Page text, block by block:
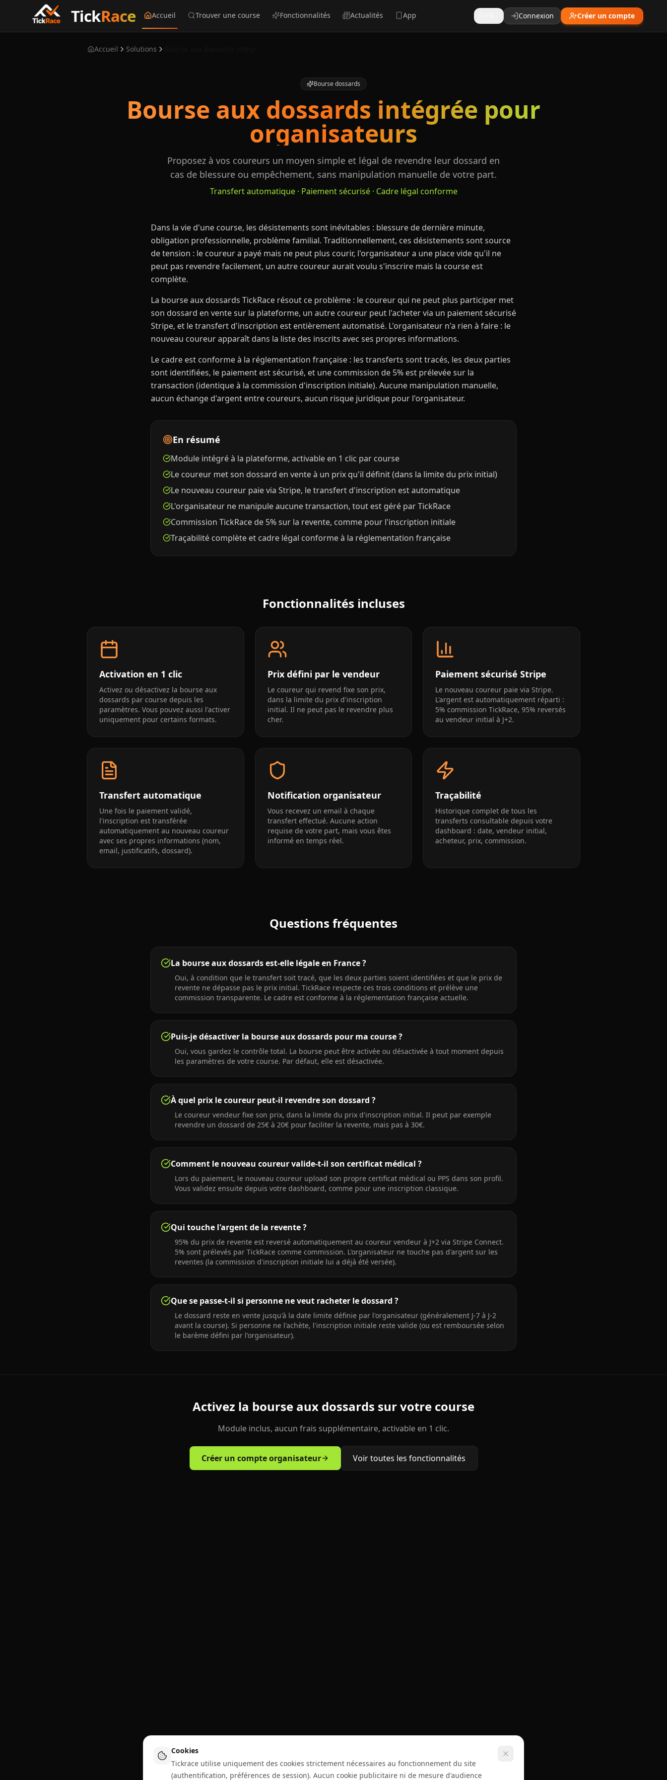
TickRace Accueil Trouver une course Fonctionnalités Actualités App Connexion Créer un compte
Accueil Solutions
Bourse dossards
Bourse aux dossards intégrée pour
organisateurs
Proposez à vos coureurs un moyen simple et légal de revendre leur dossard en
cas de blessure ou empêchement, sans manipulation manuelle de votre part.
Transfert automatique · Paiement sécurisé · Cadre légal conforme
Dans la vie d'une course, les désistements sont inévitables : blessure de dernière minute,
obligation professionnelle, problème familial. Traditionnellement, ces désistements sont source
de tension : le coureur a payé mais ne peut plus courir, l'organisateur a une place vide qu'il ne
peut pas revendre facilement, un autre coureur aurait voulu s'inscrire mais la course est
complète.
La bourse aux dossards TickRace résout ce problème : le coureur qui ne peut plus participer met
son dossard en vente sur la plateforme, un autre coureur peut l'acheter via un paiement sécurisé
Stripe, et le transfert d'inscription est entièrement automatisé. L'organisateur n'a rien à faire : le
nouveau coureur apparaît dans la liste des inscrits avec ses propres informations.
Le cadre est conforme à la réglementation française : les transferts sont tracés, les deux parties
sont identifiées, le paiement est sécurisé, et une commission de 5% est prélevée sur la
transaction (identique à la commission d'inscription initiale). Aucune manipulation manuelle,
aucun échange d'argent entre coureurs, aucun risque juridique pour l'organisateur.
En résumé
Module intégré à la plateforme, activable en 1 clic par course
Le coureur met son dossard en vente à un prix qu'il définit (dans la limite du prix initial)
Le nouveau coureur paie via Stripe, le transfert d'inscription est automatique
L'organisateur ne manipule aucune transaction, tout est géré par TickRace
Commission TickRace de 5% sur la revente, comme pour l'inscription initiale
Traçabilité complète et cadre légal conforme à la réglementation française
Fonctionnalités incluses
Activation en 1 clic
Activez ou désactivez la bourse aux
dossards par course depuis les
paramètres. Vous pouvez aussi l'activer
uniquement pour certains formats.
Prix défini par le vendeur
Le coureur qui revend fixe son prix,
dans la limite du prix d'inscription
initial. Il ne peut pas le revendre plus
cher.
Paiement sécurisé Stripe
Le nouveau coureur paie via Stripe.
L'argent est automatiquement réparti :
5% commission TickRace, 95% reversés
au vendeur initial à J+2.
Transfert automatique
Une fois le paiement validé,
l'inscription est transférée
automatiquement au nouveau coureur
avec ses propres informations (nom,
email, justificatifs, dossard).
Notification organisateur
Vous recevez un email à chaque
transfert effectué. Aucune action
requise de votre part, mais vous êtes
informé en temps réel.
Traçabilité
Historique complet de tous les
transferts consultable depuis votre
dashboard : date, vendeur initial,
acheteur, prix, commission.
Questions fréquentes
La bourse aux dossards est-elle légale en France ?
Oui, à condition que le transfert soit tracé, que les deux parties soient identifiées et que le prix de
revente ne dépasse pas le prix initial. TickRace respecte ces trois conditions et prélève une
commission transparente. Le cadre est conforme à la réglementation française actuelle.
Puis-je désactiver la bourse aux dossards pour ma course ?
Oui, vous gardez le contrôle total. La bourse peut être activée ou désactivée à tout moment depuis
les paramètres de votre course. Par défaut, elle est désactivée.
À quel prix le coureur peut-il revendre son dossard ?
Le coureur vendeur fixe son prix, dans la limite du prix d'inscription initial. Il peut par exemple
revendre un dossard de 25€ à 20€ pour faciliter la revente, mais pas à 30€.
Comment le nouveau coureur valide-t-il son certificat médical ?
Lors du paiement, le nouveau coureur upload son propre certificat médical ou PPS dans son profil.
Vous validez ensuite depuis votre dashboard, comme pour une inscription classique.
Qui touche l'argent de la revente ?
95% du prix de revente est reversé automatiquement au coureur vendeur à J+2 via Stripe Connect.
5% sont prélevés par TickRace comme commission. L'organisateur ne touche pas d'argent sur les
reventes (la commission d'inscription initiale lui a déjà été versée).
Que se passe-t-il si personne ne veut racheter le dossard ?
Le dossard reste en vente jusqu'à la date limite définie par l'organisateur (généralement J-7 à J-2
avant la course). Si personne ne l'achète, l'inscription initiale reste valide (ou est remboursée selon
le barème défini par l'organisateur).
Activez la bourse aux dossards sur votre course
Module inclus, aucun frais supplémentaire, activable en 1 clic.
Créer un compte organisateur Voir toutes les fonctionnalités
Cookies
Tickrace utilise uniquement des cookies strictement nécessaires au fonctionnement du site
(authentification, préférences de session). Aucun cookie publicitaire ni de mesure d'audience